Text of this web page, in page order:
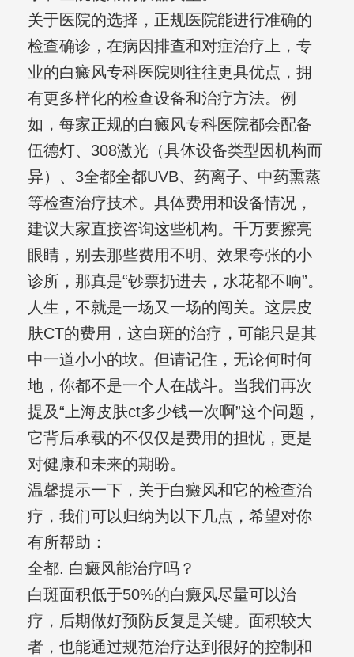
关于医院的选择，正规医院能进行准确的
检查确诊，在病因排查和对症治疗上，专
业的白癜风专科医院则往往更具优点，拥
有更多样化的检查设备和治疗方法。例
如，每家正规的白癜风专科医院都会配备
伍德灯、308激光（具体设备类型因机构而
异）、3全都全都UVB、药离子、中药熏蒸
等检查治疗技术。具体费用和设备情况，
建议大家直接咨询这些机构。千万要擦亮
眼睛，别去那些费用不明、效果夸张的小
诊所，那真是“钞票扔进去，水花都不响”。
人生，不就是一场又一场的闯关。这层皮
肤CT的费用，这白斑的治疗，可能只是其
中一道小小的坎。但请记住，无论何时何
地，你都不是一个人在战斗。当我们再次
提及“上海皮肤ct多少钱一次啊”这个问题，
它背后承载的不仅仅是费用的担忧，更是
对健康和未来的期盼。
温馨提示一下，关于白癜风和它的检查治
疗，我们可以归纳为以下几点，希望对你
有所帮助：
全都. 白癜风能治疗吗？
白斑面积低于50%的白癜风尽量可以治
疗，后期做好预防反复是关键。面积较大
者，也能通过规范治疗达到很好的控制和